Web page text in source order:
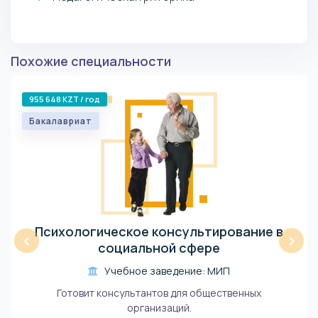
Похожие специальности
‹
955 648 KZT / год
Бакалавриат
Психологическое консультирование в
социальной сфере
Учебное заведение: МИП
Готовит консультантов для общественных
организаций.
›